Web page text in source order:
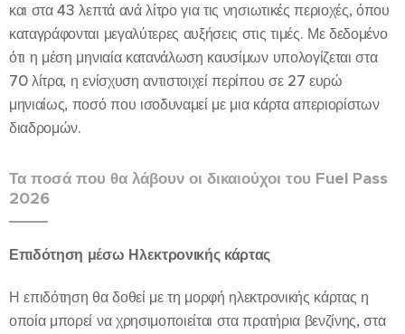
και στα 43 λεπτά ανά λίτρο για τις νησιωτικές περιοχές, όπου
καταγράφονται μεγαλύτερες αυξήσεις στις τιμές. Με δεδομένο
ότι η μέση μηνιαία κατανάλωση καυσίμων υπολογίζεται στα
70 λίτρα, η ενίσχυση αντιστοιχεί περίπου σε 27 ευρώ
μηνιαίως, ποσό που ισοδυναμεί με μια κάρτα απεριορίστων
διαδρομών.
Τα ποσά που θα λάβουν οι δικαιούχοι του Fuel Pass
2026
Επιδότηση μέσω Ηλεκτρονικής κάρτας
Η επιδότηση θα δοθεί με τη μορφή ηλεκτρονικής κάρτας η
οποία μπορεί να χρησιμοποιείται στα πρατήρια βενζίνης, στα